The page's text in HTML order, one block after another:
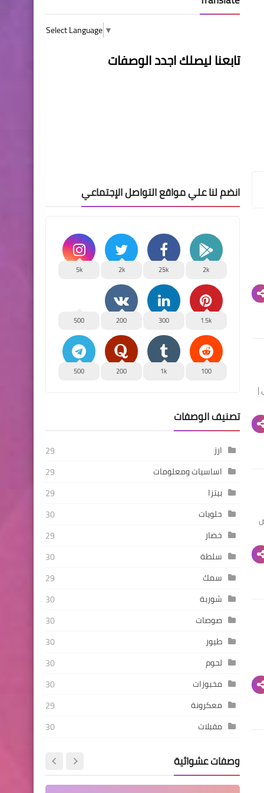
|
Select Language ▼
تابعنا ليصلك اجدد الوصفات
انضم لنا علي مواقع التواصل الإجتماعي
2k
25k
2k
5k
1.5k
300
200
500
100
1k
200
500
تصنيف الوصفات
ارز
29
اساسيات ومعلومات
29
بيتزا
29
حلويات
30
خضار
29
سلطة
30
سمك
29
شوربة
30
صوصات
30
طيور
30
لحوم
30
مخبوزات
30
معكرونة
29
مقبلات
30
وصفات عشوائية